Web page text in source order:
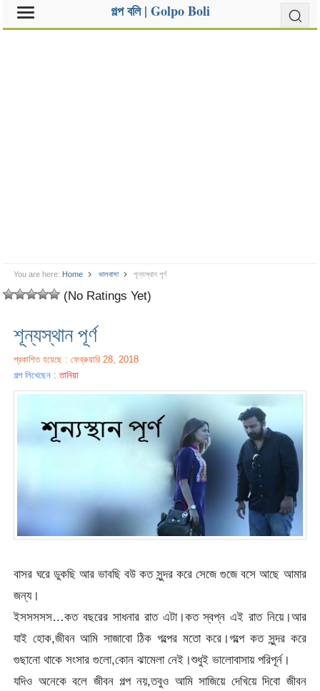
গল্প বলি | Golpo Boli
You are here: Home ভালবাসা শূন্যস্থান পূর্ণ
(No Ratings Yet)
শূন্যস্থান পূর্ণ
প্রকাশিত হয়েছে : ফেব্রুয়ারি 28, 2018
গল্প লিখেছেন :তানিয়া
বাসর ঘরে ডুকছি আর ভাবছি বউ কত সুন্দর করে সেজে গুজে বসে আছে আমার
জন্য।
ইসসসসস…কত বছরের সাধনার রাত এটা।কত স্বপ্ন এই রাত নিয়ে।আর
যাই হোক,জীবন আমি সাজাবো ঠিক গল্পের মতো করে।গল্পে কত সুন্দর করে
গুছানো থাকে সংসার গুলো,কোন ঝামেলা নেই।শুধুই ভালোবাসায় পরিপূর্ন।
যদিও অনেকে বলে জীবন গল্প নয়,তবুও আমি সাজিয়ে দেখিয়ে দিবো জীবন